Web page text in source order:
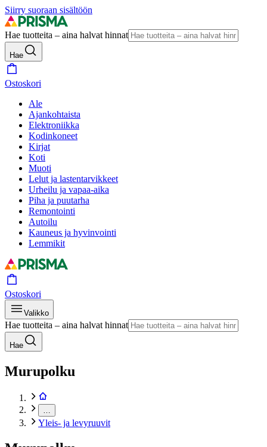
Siirry suoraan sisältöön
Hae tuotteita – aina halvat hinnat
Hae
Ostoskori
Ale
Ajankohtaista
Elektroniikka
Kodinkoneet
Kirjat
Koti
Muoti
Lelut ja lastentarvikkeet
Urheilu ja vapaa-aika
Piha ja puutarha
Remontointi
Autoilu
Kauneus ja hyvinvointi
Lemmikit
Ostoskori
Valikko
Hae tuotteita – aina halvat hinnat
Hae
Murupolku
Yleis- ja levyruuvit